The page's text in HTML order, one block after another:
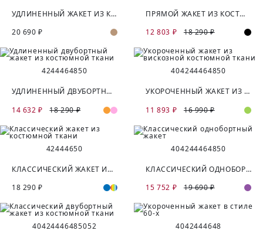
УДЛИНЕННЫЙ ЖАКЕТ ИЗ КОСТЮМНОЙ ТКАНИ
20 690 ₽
ПРЯМОЙ ЖАКЕТ ИЗ КОСТЮМНОЙ ВИСКОЗНОЙ ТКАНИ
12 803 ₽
18 290 ₽
4244464850
УДЛИНЕННЫЙ ДВУБОРТНЫЙ ЖАКЕТ ИЗ КОСТЮМНОЙ ТКАНИ
14 632 ₽
18 290 ₽
404244464850
УКОРОЧЕННЫЙ ЖАКЕТ ИЗ ВИСКОЗНОЙ КОСТЮМНОЙ ТКАНИ
11 893 ₽
16 990 ₽
42444650
КЛАССИЧЕСКИЙ ЖАКЕТ ИЗ КОСТЮМНОЙ ТКАНИ
18 290 ₽
404244464850
КЛАССИЧЕСКИЙ ОДНОБОРТНЫЙ ЖАКЕТ
15 752 ₽
19 690 ₽
40424446485052 4042444648